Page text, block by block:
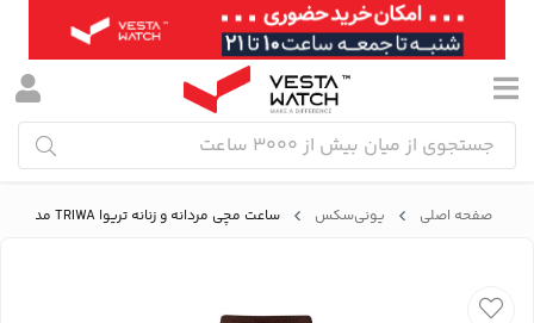
صفحه اصلی یونی‌سکس ساعت مچی مردانه و زنانه تریوا TRIWA مدل FAST110-CL010413